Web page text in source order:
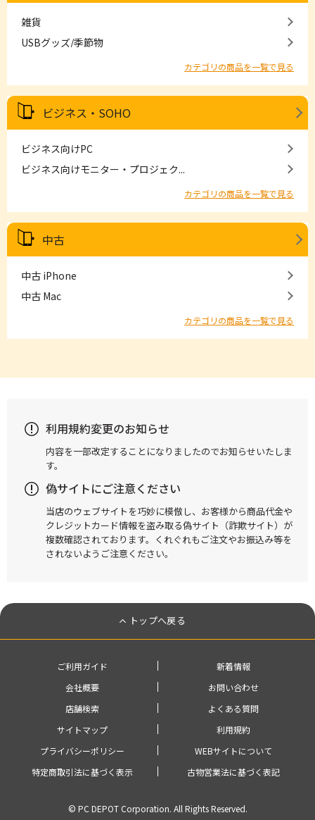
雑貨
USBグッズ/季節物
カテゴリの商品を一覧で見る
ビジネス・SOHO
ビジネス向けPC
ビジネス向けモニター・プロジェク...
カテゴリの商品を一覧で見る
中古
中古 iPhone
中古 Mac
カテゴリの商品を一覧で見る
利用規約変更のお知らせ
内容を一部改定することになりましたのでお知らせいたしま
す。
偽サイトにご注意ください
当店のウェブサイトを巧妙に模倣し、お客様から商品代金や
クレジットカード情報を盗み取る偽サイト（詐欺サイト）が
複数確認されております。くれぐれもご注文やお振込み等を
されないようご注意ください。
トップへ戻る
ご利用ガイド
新着情報
会社概要
お問い合わせ
店舗検索
よくある質問
サイトマップ
利用規約
プライバシーポリシー
WEBサイトについて
特定商取引法に基づく表示
古物営業法に基づく表記
© PC DEPOT Corporation. All Rights Reserved.